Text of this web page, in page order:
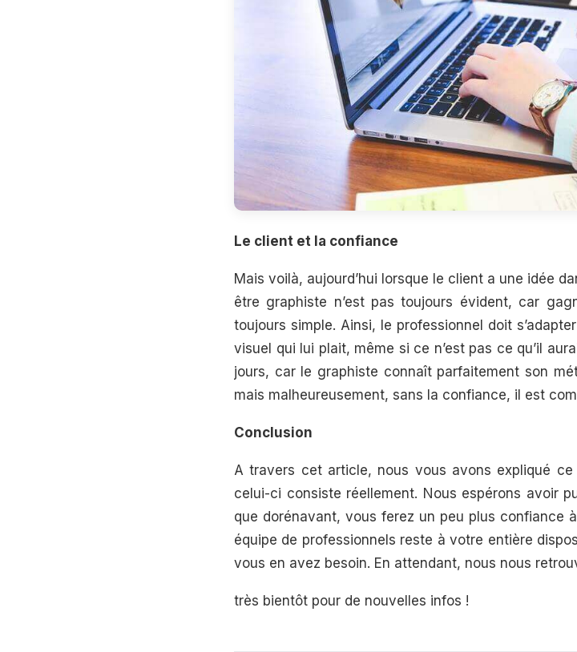
Le client et la confiance
Mais voilà, aujourd’hui lorsque le client a une idée
être graphiste n’est pas toujours évident, car
toujours simple. Ainsi, le professionnel doit
visuel qui lui plait, même si ce n’est pas ce qu’il
jours, car le graphiste connaît parfaitement son
mais malheureusement, sans la confiance, il est
Conclusion
A travers cet article, nous vous avons expliqué
celui-ci consiste réellement. Nous espérons avoir
que dorénavant, vous ferez un peu plus confiance
équipe de professionnels reste à votre entière
vous en avez besoin. En attendant, nous nous
très bientôt pour de nouvelles infos !